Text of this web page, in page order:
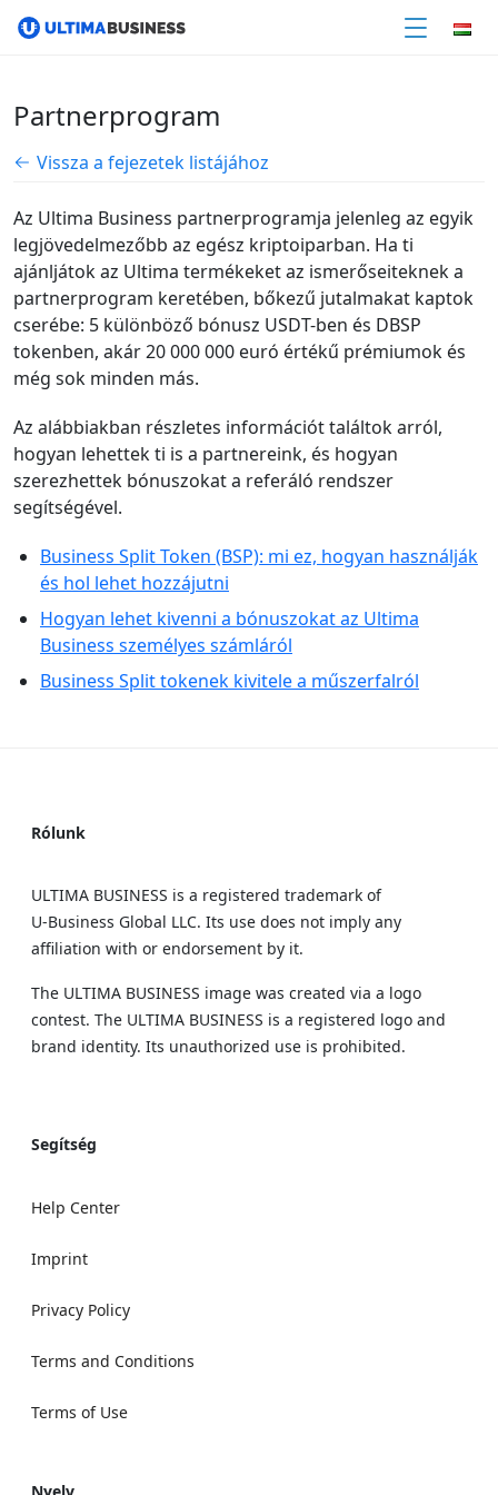
Partnerprogram
Vissza a fejezetek listájához
Az Ultima Business partnerprogramja jelenleg az egyik
legjövedelmezőbb az egész kriptoiparban. Ha ti
ajánljátok az Ultima termékeket az ismerőseiteknek a
partnerprogram keretében, bőkezű jutalmakat kaptok
cserébe: 5 különböző bónusz USDT-ben és DBSP
tokenben, akár 20 000 000 euró értékű prémiumok és
még sok minden más.
Az alábbiakban részletes információt találtok arról,
hogyan lehettek ti is a partnereink, és hogyan
szerezhettek bónuszokat a referáló rendszer
segítségével.
Business Split Token (BSP): mi ez, hogyan használják
és hol lehet hozzájutni
Hogyan lehet kivenni a bónuszokat az Ultima
Business személyes számláról
Business Split tokenek kivitele a műszerfalról
Rólunk
ULTIMA BUSINESS is a registered trademark of
U‑Business Global LLC. Its use does not imply any
affiliation with or endorsement by it.
The ULTIMA BUSINESS image was created via a logo
contest. The ULTIMA BUSINESS is a registered logo and
brand identity. Its unauthorized use is prohibited.
Segítség
Help Center
Imprint
Privacy Policy
Terms and Conditions
Terms of Use